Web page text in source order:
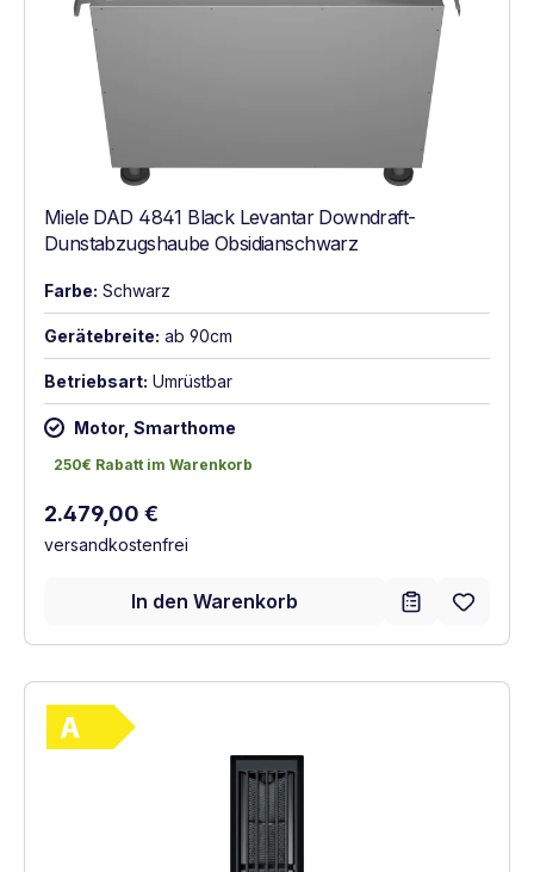
Miele DAD 4841 Black Levantar Downdraft-
Dunstabzugshaube Obsidianschwarz
Farbe: Schwarz
Gerätebreite: ab 90cm
Betriebsart: Umrüstbar
Motor, Smarthome
250€ Rabatt im Warenkorb
250€ Rabatt im Warenkorb
Regulärer Preis:
2.479,00 €
versandkostenfrei
In den Warenkorb